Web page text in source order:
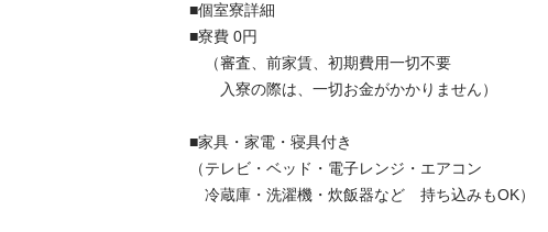
■個室寮詳細
■寮費 0円
（審査、前家賃、初期費用一切不要
入寮の際は、一切お金がかかりません）
■家具・家電・寝具付き
（テレビ・ベッド・電子レンジ・エアコン
冷蔵庫・洗濯機・炊飯器など　持ち込みもOK）